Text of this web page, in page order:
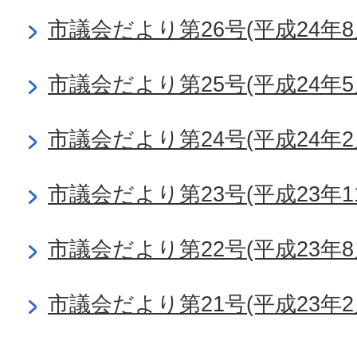
市議会だより第26号(平成24年
市議会だより第25号(平成24年
市議会だより第24号(平成24年
市議会だより第23号(平成23年
市議会だより第22号(平成23年
市議会だより第21号(平成23年